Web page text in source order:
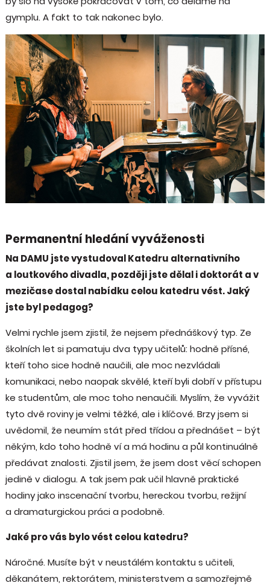
gymplu. A fakt to tak nakonec bylo.
Permanentní hledání vyváženosti
Na DAMU jste vystudoval Katedru alternativního
a loutkového divadla, později jste dělal i doktorát a v
mezičase dostal nabídku celou katedru vést. Jaký
jste byl pedagog?
Velmi rychle jsem zjistil, že nejsem přednáškový typ. Ze
školních let si pamatuju dva typy učitelů: hodně přísné,
kteří toho sice hodně naučili, ale moc nezvládali
komunikaci, nebo naopak skvělé, kteří byli dobří v přístupu
ke studentům, ale moc toho nenaučili. Myslím, že vyvážit
tyto dvě roviny je velmi těžké, ale i klíčové. Brzy jsem si
uvědomil, že neumím stát před třídou a přednášet – být
někým, kdo toho hodně ví a má hodinu a půl kontinuálně
předávat znalosti. Zjistil jsem, že jsem dost věcí schopen
jedině v dialogu. A tak jsem pak učil hlavně praktické
hodiny jako inscenační tvorbu, hereckou tvorbu, režijní
a dramaturgickou práci a podobně.
Jaké pro vás bylo vést celou katedru?
Náročné. Musíte být v neustálém kontaktu s učiteli,
děkanátem, rektorátem, ministerstvem a samozřejmě